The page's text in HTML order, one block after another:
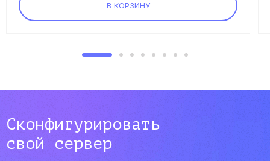
В КОРЗИНУ
Сконфигурировать
свой сервер